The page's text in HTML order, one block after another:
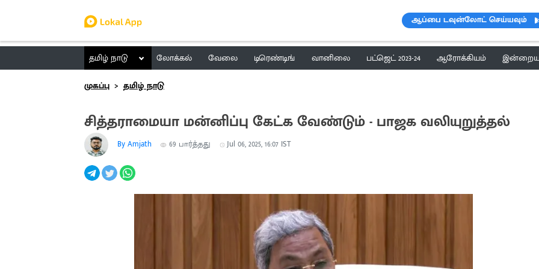
ஆப்பை டவுன்லோட் செய்யவும்
தமிழ் நாடு லோக்கல் வேலை டிரெண்டிங் வானிலை பட்ஜெட் 2023-24 ஆரோக்கியம் இன்றைய
முகப்பு
தமிழ் நாடு
சித்தராமையா மன்னிப்பு கேட்க வேண்டும் - பாஜக வலியுறுத்தல்
By Amjath 69 பார்த்தது Jul 06, 2025, 16:07 IST